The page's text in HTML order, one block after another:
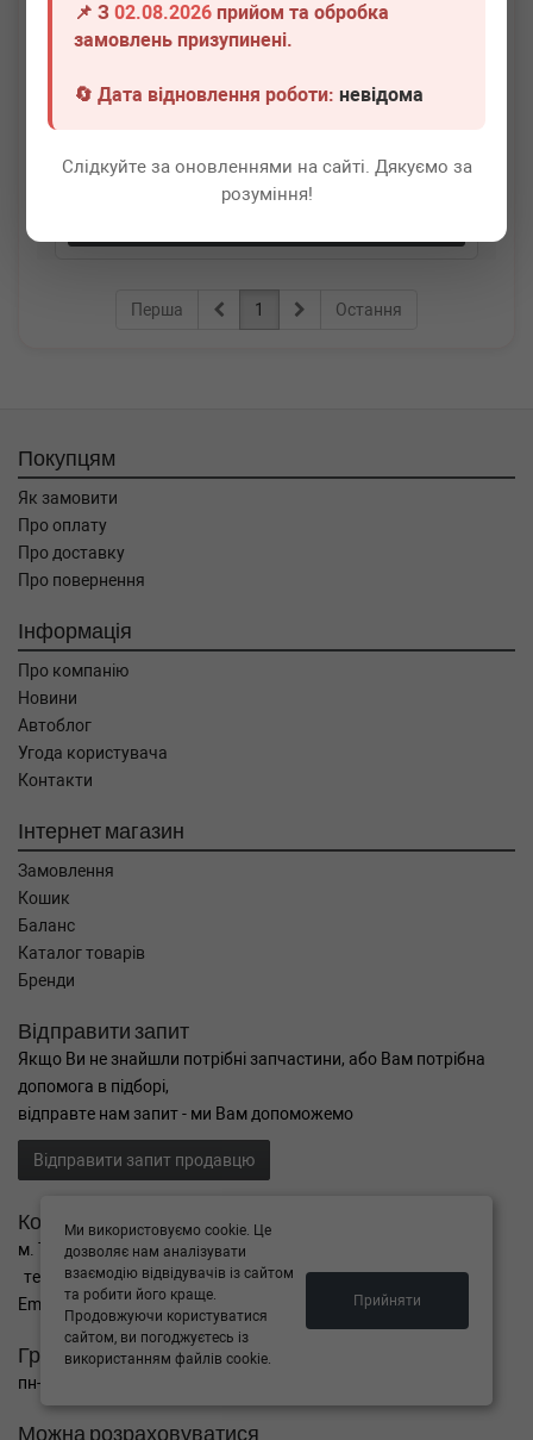
📌 З02.08.2026 прийом та обробка
замовлень призупинені.
🔄 Дата відновлення роботи:невідома
Слідкуйте за оновленнями на сайті. Дякуємо за
розуміння!
BMW 51221817032
Всі ціни
Перша 1 Остання
Покупцям
Як замовити
Про оплату
Про доставку
Про повернення
Інформація
Про компанію
Новини
Автоблог
Угода користувача
Контакти
Інтернет магазин
Замовлення
Кошик
Баланс
Каталог товарів
Бренди
Відправити запит
Якщо Ви не знайшли потрібні запчастини, або Вам потрібна
допомога в підборі,
відправте нам запит - ми Вам допоможемо
Відправити запит продавцю
Контакти
м. Тернопіль вул. Микулинецька 106а
тел. +38(099)650-59-19
Email. autokitparts@yahoo.com
Графік роботи
пн-пт з 9:00 до 17:00, сб - вихідний, нд - вихідний
Можна розраховуватися
Ми використовуємо cookie. Це
дозволяє нам аналізувати
взаємодію відвідувачів із сайтом
та робити його краще.
Продовжуючи користуватися
сайтом, ви погоджуєтесь із
використанням файлів cookie.
Прийняти